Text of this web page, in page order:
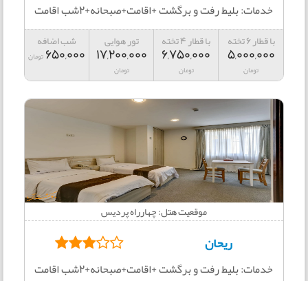
خدمات: بلیط رفت و برگشت +اقامت+صبحانه+2شب اقامت
با قطار 6 تخته
5,000,000
تومان
با قطار 4 تخته
6,750,000
تومان
تور هوایی
17,200,000
تومان
شب اضافه
650,000 تومان
موقعیت هتل: چهارراه پرديس
ریحان
خدمات: بلیط رفت و برگشت +اقامت+صبحانه+2شب اقامت